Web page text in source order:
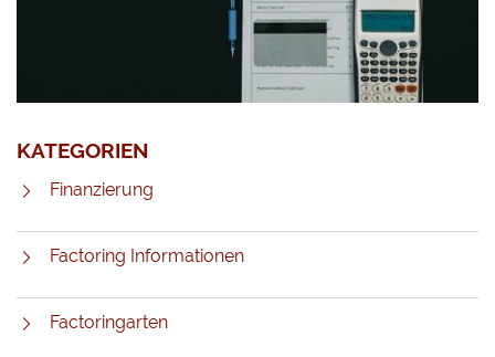
KATEGORIEN
Finanzierung
Factoring Informationen
Factoringarten